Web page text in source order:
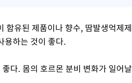
함유된 제품이나 향수, 땀발생억제제
용하는 것이 좋다.
다. 몸의 호르몬 분비 변화가 일어날